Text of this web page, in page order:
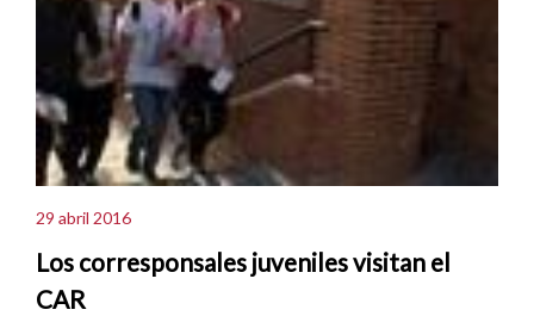
29 abril 2016
Los corresponsales juveniles visitan el
CAR